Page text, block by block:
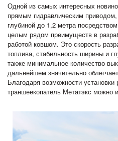
Одной из самых интересных
прямым гидравлическим
глубиной до 1,2 метра
целым рядом преимуществ в
работой ковшом. Это скорость
топлива, стабильность ширины и
также минимальное количество
дальнейшем значительно
Благодаря возможности установки
траншеекопатель Метатэкс можно